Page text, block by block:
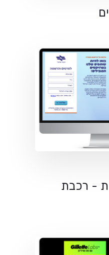
- רכבת